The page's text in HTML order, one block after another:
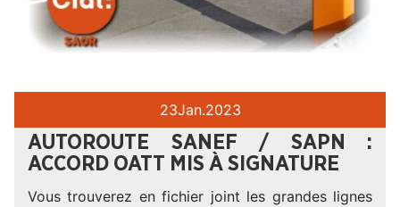
23Jan.2023
AUTOROUTE SANEF / SAPN :
ACCORD OATT MIS À SIGNATURE
Vous trouverez en fichier joint les grandes lignes